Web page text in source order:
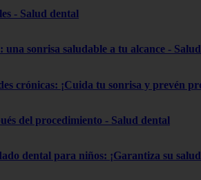
- Salud dental
sonrisa saludable a tu alcance -
crónicas: ¡Cuida tu sonrisa y prevén
del procedimiento - Salud dental
dental para niños: ¡Garantiza su